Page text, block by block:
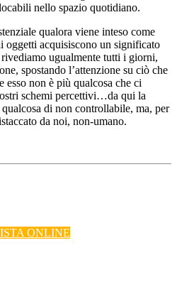
nello spazio quotidiano.
qualora viene inteso come
oggetti acquisiscono un significato
ugualmente tutti i giorni,
spostando l’attenzione su ciò che
esso non è più qualcosa che ci
schemi percettivi…da qui la
di non controllabile, ma, per
da noi, non-umano.
ONLINE